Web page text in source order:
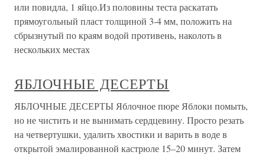
или повидла, 1 яйцо.Из половины теста раскатать
прямоугольный пласт толщиной 3-4 мм, положить на
сбрызнутый по краям водой противень, наколоть в
нескольких местах
ЯБЛОЧНЫЕ ДЕСЕРТЫ
ЯБЛОЧНЫЕ ДЕСЕРТЫ Яблочное пюре Яблоки помыть,
но не чистить и не вынимать сердцевину. Просто резать
на четвертушки, удалить хвостики и варить в воде в
открытой эмалированной кастрюле 15–20 минут. Затем